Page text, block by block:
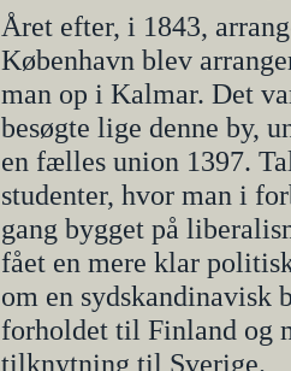
Året efter, i 1843,
København blev
man op i Kalmar. Det
besøgte lige denne by,
en fælles union 1397.
studenter, hvor man i
gang bygget på
fået en mere klar
om en sydskandinavisk
forholdet til Finland og
tilknytning til Sverige.